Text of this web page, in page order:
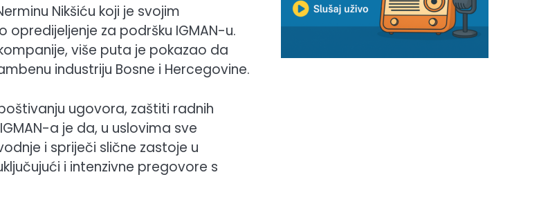
Nikšiću koji je svojim
za podršku IGMAN-u.
više puta je pokazao da
industriju Bosne i Hercegovine.
ugovora, zaštiti radnih
a je da, u uslovima sve
i spriječi slične zastoje u
i intenzivne pregovore s